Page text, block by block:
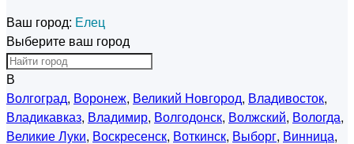
Ваш город: Елец
Выберите ваш город
В
Волгоград, Воронеж, Великий Новгород, Владивосток,
Владикавказ, Владимир, Волгодонск, Волжский, Вологда,
Великие Луки, Воскресенск, Воткинск, Выборг, Винница,